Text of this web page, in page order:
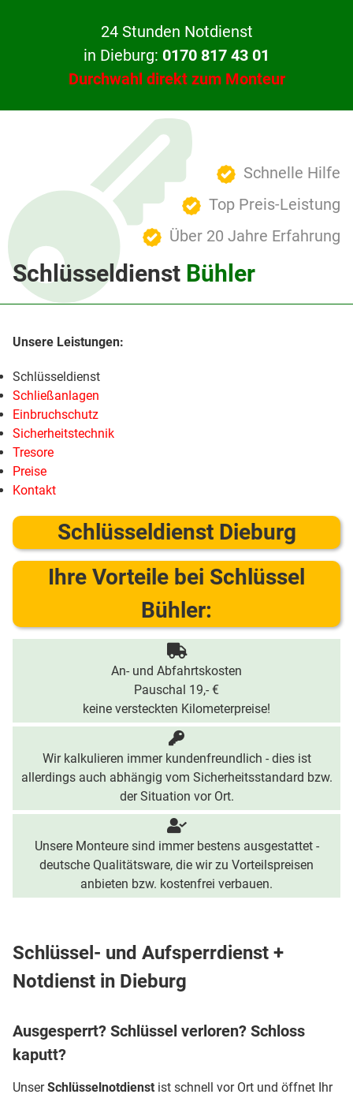
24 Stunden Notdienst
in Dieburg: 0170 817 43 01
Durchwahl direkt zum Monteur
Schnelle Hilfe
Top Preis-Leistung
Über 20 Jahre Erfahrung
Schlüsseldienst Bühler
Schlüsseldienst
Schließanlagen
Einbruchschutz
Sicherheitstechnik
Tresore
Preise
Kontakt
Schlüsseldienst Dieburg
Ihre Vorteile bei Schlüssel
Bühler:
An- und Abfahrtskosten
Pauschal 19,- €
keine versteckten Kilometerpreise!
Wir kalkulieren immer kundenfreundlich - dies ist
allerdings auch abhängig vom Sicherheitsstandard bzw.
der Situation vor Ort.
Unsere Monteure sind immer bestens ausgestattet -
deutsche Qualitätsware, die wir zu Vorteilspreisen
anbieten bzw. kostenfrei verbauen.
Schlüssel- und Aufsperrdienst +
Notdienst in Dieburg
Ausgesperrt? Schlüssel verloren? Schloss
kaputt?
UnserSchlüsselnotdienst ist schnell vor Ort und öffnet Ihr